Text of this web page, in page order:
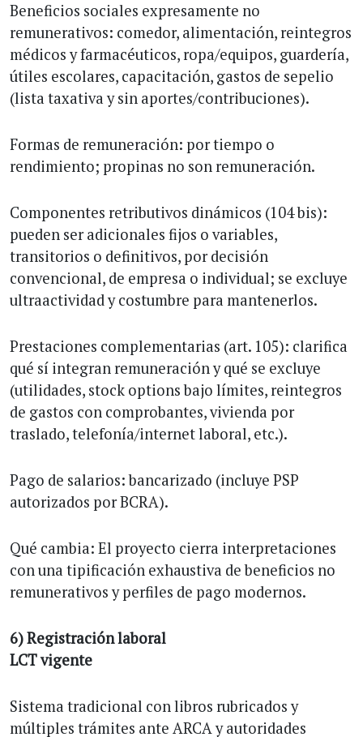
Beneficios sociales expresamente no
remunerativos: comedor, alimentación, reintegros
médicos y farmacéuticos, ropa/equipos, guardería,
útiles escolares, capacitación, gastos de sepelio
(lista taxativa y sin aportes/contribuciones).
Formas de remuneración: por tiempo o
rendimiento; propinas no son remuneración.
Componentes retributivos dinámicos (104 bis):
pueden ser adicionales fijos o variables,
transitorios o definitivos, por decisión
convencional, de empresa o individual; se excluye
ultraactividad y costumbre para mantenerlos.
Prestaciones complementarias (art. 105): clarifica
qué sí integran remuneración y qué se excluye
(utilidades, stock options bajo límites, reintegros
de gastos con comprobantes, vivienda por
traslado, telefonía/internet laboral, etc.).
Pago de salarios: bancarizado (incluye PSP
autorizados por BCRA).
Qué cambia: El proyecto cierra interpretaciones
con una tipificación exhaustiva de beneficios no
remunerativos y perfiles de pago modernos.
6) Registración laboral
LCT vigente
Sistema tradicional con libros rubricados y
múltiples trámites ante ARCA y autoridades